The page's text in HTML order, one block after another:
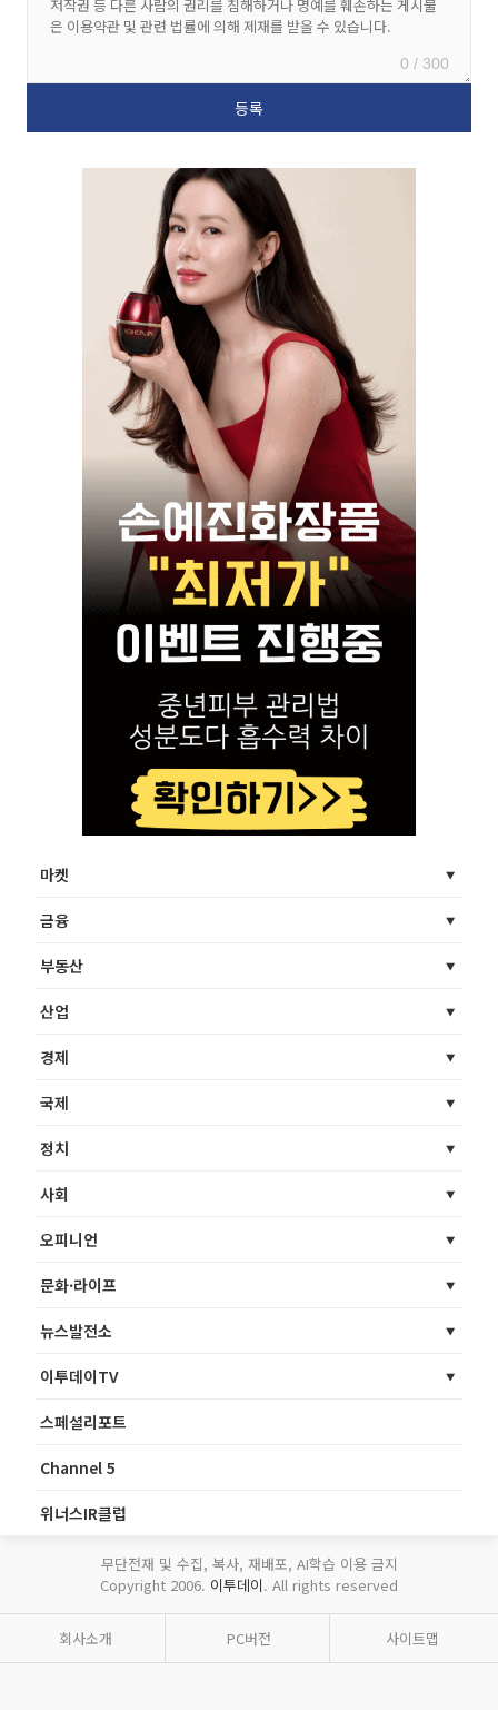
0 / 300
마켓
금융
부동산
산업
경제
국제
정치
사회
오피니언
문화·라이프
뉴스발전소
이투데이TV
스페셜리포트
Channel 5
위너스IR클럽
무단전재 및 수집, 복사, 재배포, AI학습 이용 금지
Copyright 2006. 이투데이. All rights reserved
회사소개 PC버전 사이트맵